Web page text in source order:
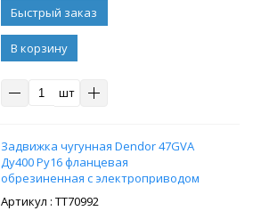
В корзину
шт
Задвижка чугунная Dendor 47GVA
Ду400 Ру16 фланцевая
обрезиненная с электроприводом
DN.RU-MTG-600, 220В
: ТТ70992